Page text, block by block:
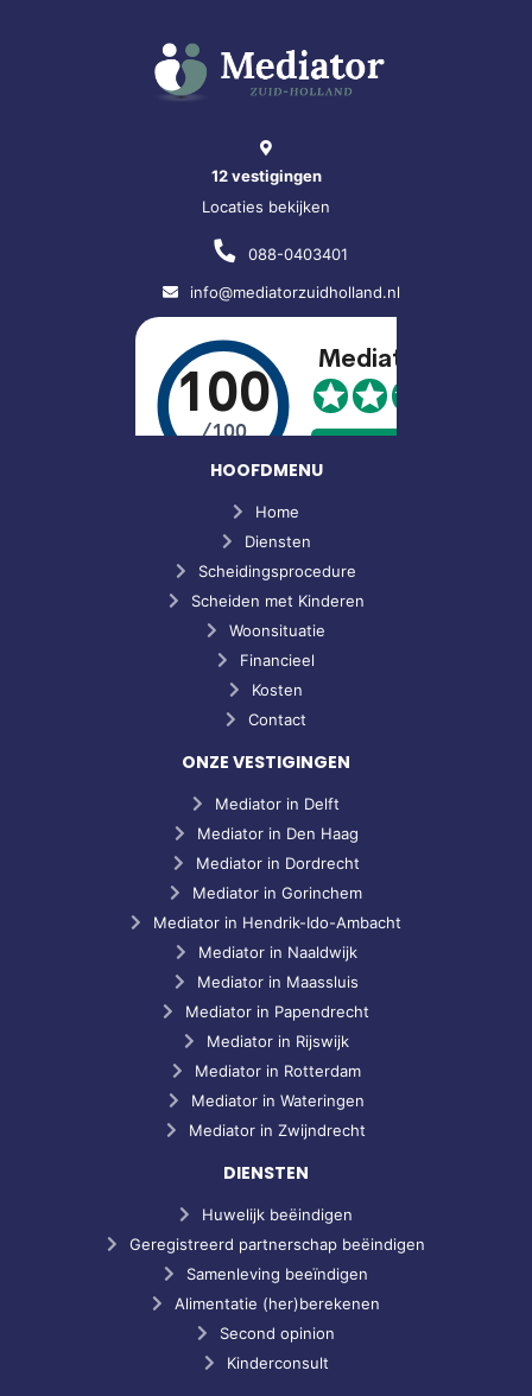
12 vestigingen
Locaties bekijken
088-0403401
info@mediatorzuidholland.nl
HOOFDMENU
Home
Diensten
Scheidingsprocedure
Scheiden met Kinderen
Woonsituatie
Financieel
Kosten
Contact
ONZE VESTIGINGEN
Mediator in Delft
Mediator in Den Haag
Mediator in Dordrecht
Mediator in Gorinchem
Mediator in Hendrik-Ido-Ambacht
Mediator in Naaldwijk
Mediator in Maassluis
Mediator in Papendrecht
Mediator in Rijswijk
Mediator in Rotterdam
Mediator in Wateringen
Mediator in Zwijndrecht
DIENSTEN
Huwelijk beëindigen
Geregistreerd partnerschap beëindigen
Samenleving beeïndigen
Alimentatie (her)berekenen
Second opinion
Kinderconsult